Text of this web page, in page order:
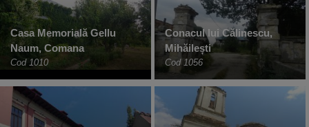
Casa Memorială Gellu
Naum, Comana
Cod 1010
Conacul lui Călinescu,
Mihăilești
Cod 1056